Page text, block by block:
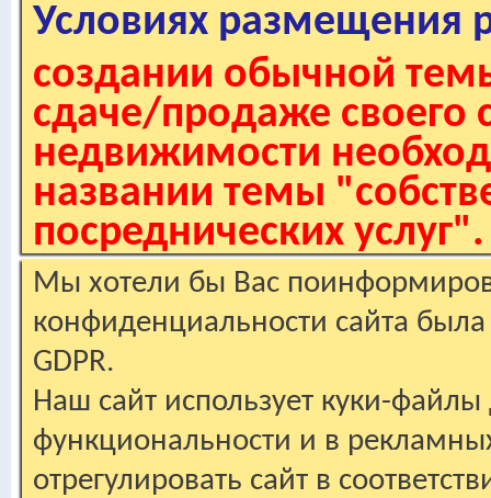
Условиях размещения
создании обычной
сдаче/продаже своего
недвижимости
названии темы
посреднических услуг".
Мы хотели бы Вас
конфиденциальности сайта
GDPR.
Наш сайт использует куки-файлы
функциональности и в
отрегулировать сайт в